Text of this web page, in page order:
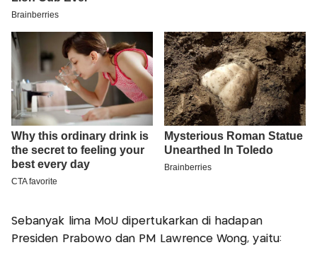
Sebanyak lima MoU dipertukarkan di hadapan
Presiden Prabowo dan PM Lawrence Wong, yaitu: